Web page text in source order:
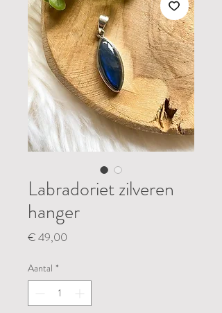
Labradoriet zilveren
hanger
€ 49,00
Aantal *